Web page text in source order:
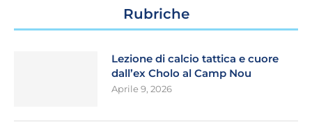
Rubriche
Lezione di calcio tattica e cuore
dall’ex Cholo al Camp Nou
Aprile 9, 2026